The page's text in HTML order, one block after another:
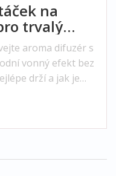
na
trvalý
aroma difuzér s
vonný efekt bez
drží a jak je